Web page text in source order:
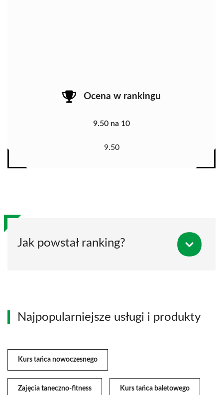
Ocena w rankingu
9.50 na 10
9.50
Jak powstał ranking?
Najpopularniejsze usługi i produkty
Kurs tańca nowoczesnego
Zajęcia taneczno-fitness Kurs tańca baletowego